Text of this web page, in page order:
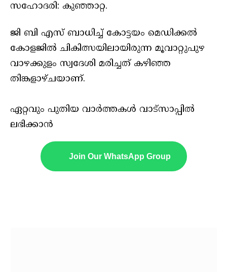
സഹോദരി: കുഞ്ഞാറ്റ.
ജി ബി എസ് ബാധിച്ച് കോട്ടയം മെഡിക്കൽ
കോളജിൽ ചികിത്സയിലായിരുന്ന മൂവാറ്റുപുഴ
വാഴക്കുളം സ്വദേശി മരിച്ചത് കഴിഞ്ഞ
തിങ്കളാഴ്‌ചയാണ്.
ഏറ്റവും പുതിയ വാർത്തകൾ വാട്സാപ്പിൽ
ലഭിക്കാൻ
Join Our WhatsApp Group